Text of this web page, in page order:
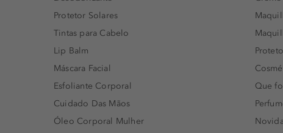
Protetor Solares
Tintas para Cabelo
Lip Balm
Máscara Facial
Esfoliante Corporal
Cuidado Das Mãos
Óleo Corporal Mulher
Que